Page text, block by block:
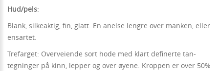
Hud/pels:
Blank, silkeaktig, fin, glatt. En anelse lengre over manken, eller
ensartet.
Trefarget: Overveiende sort hode med klart definerte tan-
tegninger på kinn, lepper og over øyene. Kroppen er over 50%